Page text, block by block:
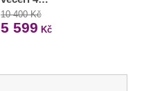
10 400 Kč
5 599 Kč